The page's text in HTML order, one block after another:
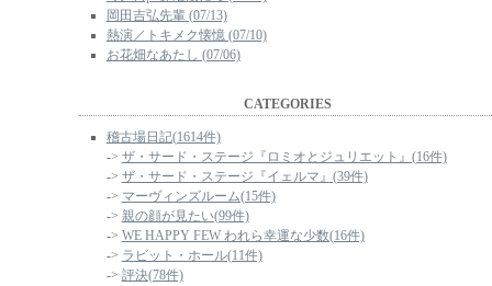
岡田吉弘先輩 (07/13)
熱演／トキメク懐憶 (07/10)
お花畑なあたし (07/06)
CATEGORIES
稽古場日記(1614件)
-> ザ・サード・ステージ『ロミオとジュリエット』(16件)
-> ザ・サード・ステージ『イェルマ』(39件)
-> マーヴィンズルーム(15件)
-> 親の顔が見たい(99件)
-> WE HAPPY FEW われら幸運な少数(16件)
-> ラビット・ホール(11件)
-> 評決(78件)